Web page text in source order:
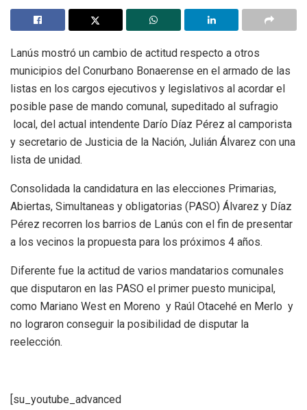
Lanús mostró un cambio de actitud respecto a otros
municipios del Conurbano Bonaerense en el armado de las
listas en los cargos ejecutivos y legislativos al acordar el
posible pase de mando comunal, supeditado al sufragio
local, del actual intendente Darío Díaz Pérez al camporista
y secretario de Justicia de la Nación, Julián Álvarez con una
lista de unidad.
Consolidada la candidatura en las elecciones Primarias,
Abiertas, Simultaneas y obligatorias (PASO) Álvarez y Díaz
Pérez recorren los barrios de Lanús con el fin de presentar
a los vecinos la propuesta para los próximos 4 años.
Diferente fue la actitud de varios mandatarios comunales
que disputaron en las PASO el primer puesto municipal,
como Mariano West en Moreno y Raúl Otacehé en Merlo y
no lograron conseguir la posibilidad de disputar la
reelección.
[su_youtube_advanced